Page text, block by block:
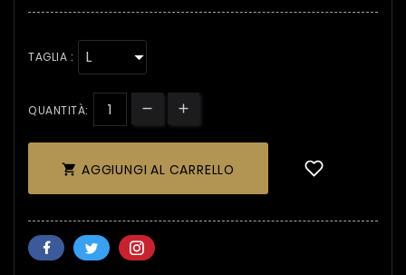
TAGLIA :
QUANTITÀ:
 AGGIUNGI AL CARRELLO